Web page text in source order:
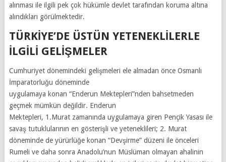
alınması ile ilgili pek çok hükümle devlet tarafından koruma altına
alındıkları görülmektedir.
TÜRKIYE’DE ÜSTÜN YETENEKLILERLE
ILGILI GELIŞMELER
Cumhuriyet dönemindeki gelişmeleri ele almadan önce Osmanlı
İmparatorluğu döneminde
uygulamaya konan “Enderun Mektepleri”nden bahsetmeden
geçmek mümkün değildir. Enderun
Mektepleri, 1.Murat zamanında uygulamaya giren Pençik Yasası ile
savaş tutuklularının en gösterişli ve yeteneklileri; 2. Murat
döneminde de yürürlüğe konan “Devşirme” düzeni ile önceleri
Rumeli ve daha sonra Anadolu’nun Müslüman olmayan ahalinin